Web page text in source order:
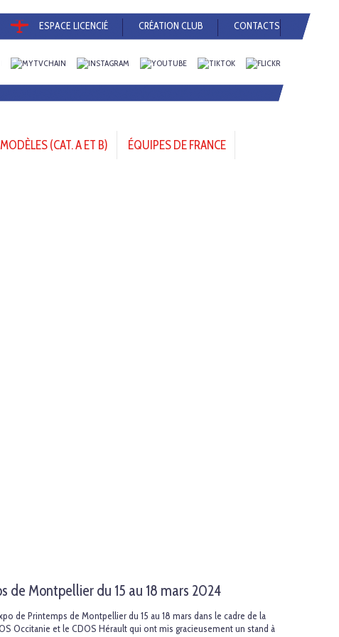
ESPACE LICENCIÉ CRÉATION CLUB CONTACTS
(CAT. A ET B)
ÉQUIPES DE FRANCE
de Montpellier du 15 au 18 mars 2024
de Printemps de Montpellier du 15 au 18 mars dans le cadre de la
Occitanie et le CDOS Hérault qui ont mis gracieusement un stand à